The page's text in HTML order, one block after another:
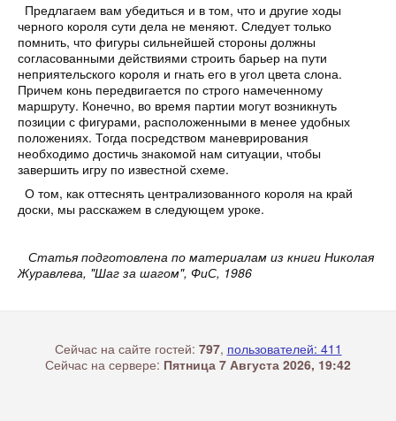
Предлагаем вам убедиться и в том, что и другие ходы
черного короля сути дела не меняют. Следует только
помнить, что фигуры сильнейшей стороны должны
согласованными действиями строить барьер на пути
неприятельского короля и гнать его в угол цвета слона.
Причем конь передвигается по строго намеченному
маршруту. Конечно, во время партии могут возникнуть
позиции с фигурами, расположенными в менее удобных
положениях. Тогда посредством маневрирования
необходимо достичь знакомой нам ситуации, чтобы
завершить игру по известной схеме.
О том, как оттеснять централизованного короля на край
доски, мы расскажем в следующем уроке.
Статья подготовлена по материалам из книги Николая
Журавлева, "Шаг за шагом", ФиС, 1986
Сейчас на сайте гостей: 797, пользователей: 411
Сейчас на сервере: Пятница 7 Августа 2026, 19:42